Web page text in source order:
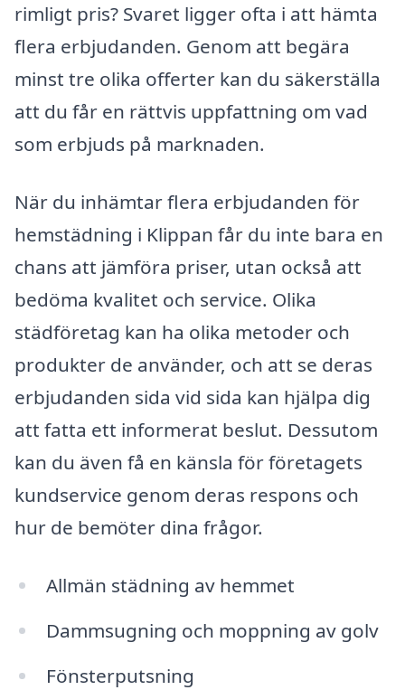
rimligt pris? Svaret ligger ofta i att hämta
flera erbjudanden. Genom att begära
minst tre olika offerter kan du säkerställa
att du får en rättvis uppfattning om vad
som erbjuds på marknaden.
När du inhämtar flera erbjudanden för
hemstädning i Klippan får du inte bara en
chans att jämföra priser, utan också att
bedöma kvalitet och service. Olika
städföretag kan ha olika metoder och
produkter de använder, och att se deras
erbjudanden sida vid sida kan hjälpa dig
att fatta ett informerat beslut. Dessutom
kan du även få en känsla för företagets
kundservice genom deras respons och
hur de bemöter dina frågor.
Allmän städning av hemmet
Dammsugning och moppning av golv
Fönsterputsning